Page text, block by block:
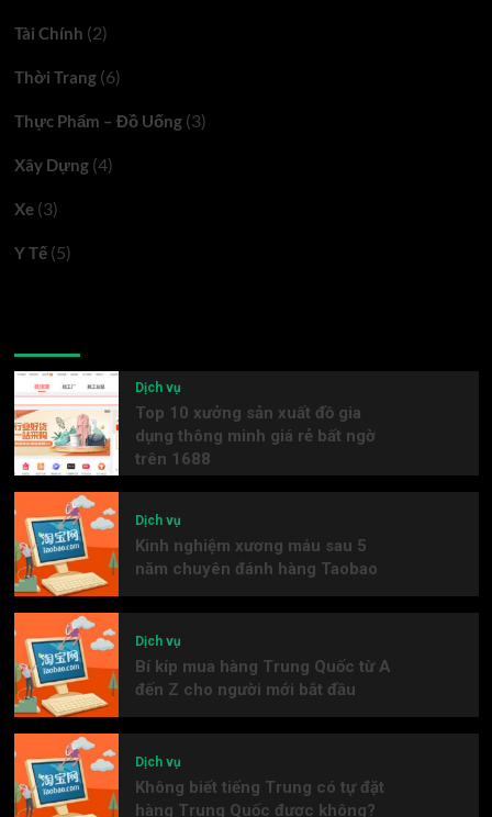
Tài Chính (2)
Thời Trang(6)
Thực Phẩm – Đồ Uống(3)
Xây Dựng(4)
Xe(3)
Y Tế(5)
Dịch vụ
Top 10 xưởng sản xuất đồ gia
dụng thông minh giá rẻ bất ngờ
trên 1688
Dịch vụ
Kinh nghiệm xương máu sau 5
năm chuyên đánh hàng Taobao
Dịch vụ
Bí kíp mua hàng Trung Quốc từ A
đến Z cho người mới bắt đầu
Dịch vụ
Không biết tiếng Trung có tự đặt
hàng Trung Quốc được không?